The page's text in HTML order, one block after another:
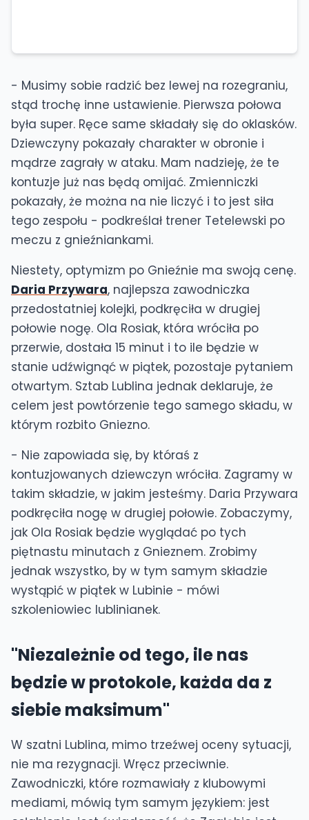
- Musimy sobie radzić bez lewej na rozegraniu,
stąd trochę inne ustawienie. Pierwsza połowa
była super. Ręce same składały się do oklasków.
Dziewczyny pokazały charakter w obronie i
mądrze zagrały w ataku. Mam nadzieję, że te
kontuzje już nas będą omijać. Zmienniczki
pokazały, że można na nie liczyć i to jest siła
tego zespołu - podkreślał trener Tetelewski po
meczu z gnieźniankami.
Niestety, optymizm po Gnieźnie ma swoją cenę.
Daria Przywara, najlepsza zawodniczka
przedostatniej kolejki, podkręciła w drugiej
połowie nogę. Ola Rosiak, która wróciła po
przerwie, dostała 15 minut i to ile będzie w
stanie udźwignąć w piątek, pozostaje pytaniem
otwartym. Sztab Lublina jednak deklaruje, że
celem jest powtórzenie tego samego składu, w
którym rozbito Gniezno.
- Nie zapowiada się, by któraś z
kontuzjowanych dziewczyn wróciła. Zagramy w
takim składzie, w jakim jesteśmy. Daria Przywara
podkręciła nogę w drugiej połowie. Zobaczymy,
jak Ola Rosiak będzie wyglądać po tych
piętnastu minutach z Gnieznem. Zrobimy
jednak wszystko, by w tym samym składzie
wystąpić w piątek w Lubinie - mówi
szkoleniowiec lublinianek.
"Niezależnie od tego, ile nas
będzie w protokole, każda da z
siebie maksimum"
W szatni Lublina, mimo trzeźwej oceny sytuacji,
nie ma rezygnacji. Wręcz przeciwnie.
Zawodniczki, które rozmawiały z klubowymi
mediami, mówią tym samym językiem: jest